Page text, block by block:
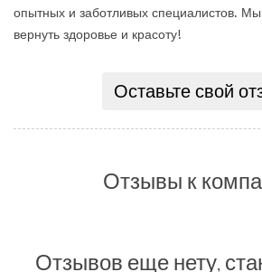
опытных и заботливых специалистов.
вернуть здоровье и красоту!
Оставьте свой
Отзывы к
Отзывов еще нету,